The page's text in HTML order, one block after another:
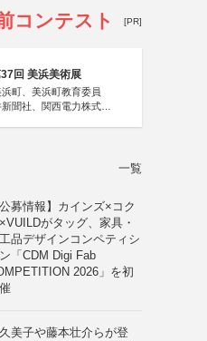
コンテスト [PR]
回 美浜美術展
町、美浜町教育委員
聞社、関西電力株式会
一覧
公募情報】カインズ×コク
がタッグ、家具・
品デザインコンペティシ
「CDM Digi Fab
2026」を初
美子や藤本壮介らが登